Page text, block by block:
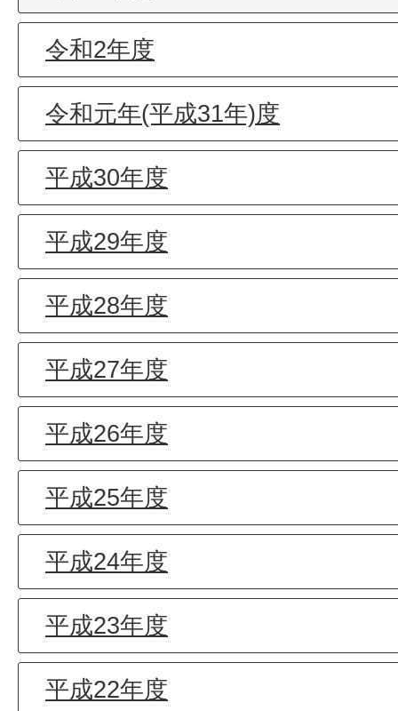
令和2年度
令和元年(平成31年)度
平成30年度
平成29年度
平成28年度
平成27年度
平成26年度
平成25年度
平成24年度
平成23年度
平成22年度